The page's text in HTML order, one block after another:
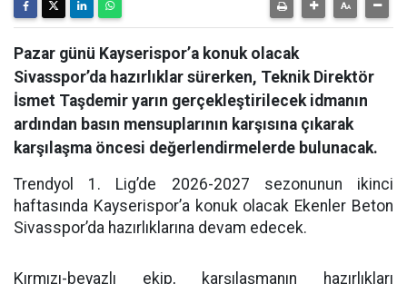
Pazar günü Kayserispor’a konuk olacak
Sivasspor’da hazırlıklar sürerken, Teknik Direktör
İsmet Taşdemir yarın gerçekleştirilecek idmanın
ardından basın mensuplarının karşısına çıkarak
karşılaşma öncesi değerlendirmelerde bulunacak.
Trendyol 1. Lig’de 2026-2027 sezonunun ikinci
haftasında Kayserispor’a konuk olacak Ekenler Beton
Sivasspor’da hazırlıklarına devam edecek.
Kırmızı-beyazlı ekip, karşılaşmanın hazırlıkları